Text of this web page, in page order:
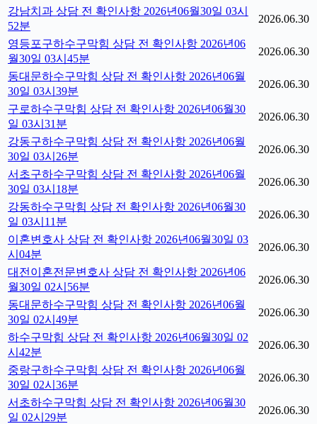
강남치과 상담 전 확인사항 2026년06월30일 03시
52분
2026.06.30
영등포구하수구막힘 상담 전 확인사항 2026년06
월30일 03시45분
2026.06.30
동대문하수구막힘 상담 전 확인사항 2026년06월
30일 03시39분
2026.06.30
구로하수구막힘 상담 전 확인사항 2026년06월30
일 03시31분
2026.06.30
강동구하수구막힘 상담 전 확인사항 2026년06월
30일 03시26분
2026.06.30
서초구하수구막힘 상담 전 확인사항 2026년06월
30일 03시18분
2026.06.30
강동하수구막힘 상담 전 확인사항 2026년06월30
일 03시11분
2026.06.30
이혼변호사 상담 전 확인사항 2026년06월30일 03
시04분
2026.06.30
대전이혼전문변호사 상담 전 확인사항 2026년06
월30일 02시56분
2026.06.30
동대문하수구막힘 상담 전 확인사항 2026년06월
30일 02시49분
2026.06.30
하수구막힘 상담 전 확인사항 2026년06월30일 02
시42분
2026.06.30
중랑구하수구막힘 상담 전 확인사항 2026년06월
30일 02시36분
2026.06.30
서초하수구막힘 상담 전 확인사항 2026년06월30
일 02시29분
2026.06.30